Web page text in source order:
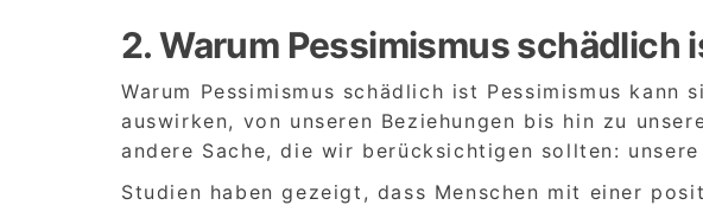
2. Warum Pessimismus schädlich
Warum Pessimismus schädlich ist Pessimismus kann
auswirken, von unseren Beziehungen bis hin zu
andere Sache, die wir berücksichtigen sollten: unsere
Studien haben gezeigt, dass Menschen mit einer